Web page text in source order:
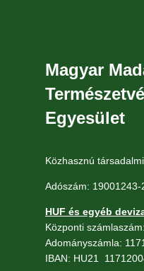
Magyar
Egyesület
Közhasznú
Adószám: 19001243-
HUF és egyéb
Központi
Adományszámla:
IBAN: HU21